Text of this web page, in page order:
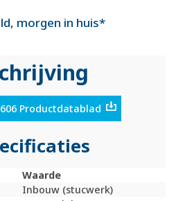
morgen in huis*
Productdatablad
Waarde
Inbouw (stucwerk)